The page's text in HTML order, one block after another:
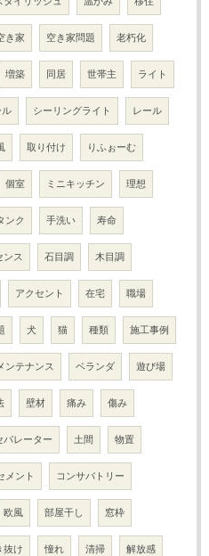
き家 空き家問題 老朽化
増築 同居 世帯主 ライト
シーリングライト レール
取り付け りふぉーむ
個室 ミニキッチン 理想
ンク 手洗い 寿命
ンス 石目調 木目調
アクセント 在宅 職場
犬 猫 種類 施工事例
ンテナンス ベランダ 遊び場
壁材 痛み 傷み
パレーター 土間 物置
メント コンサバトリー
欧風 部屋干し 窓枠
抜け 憧れ 清掃 解放感